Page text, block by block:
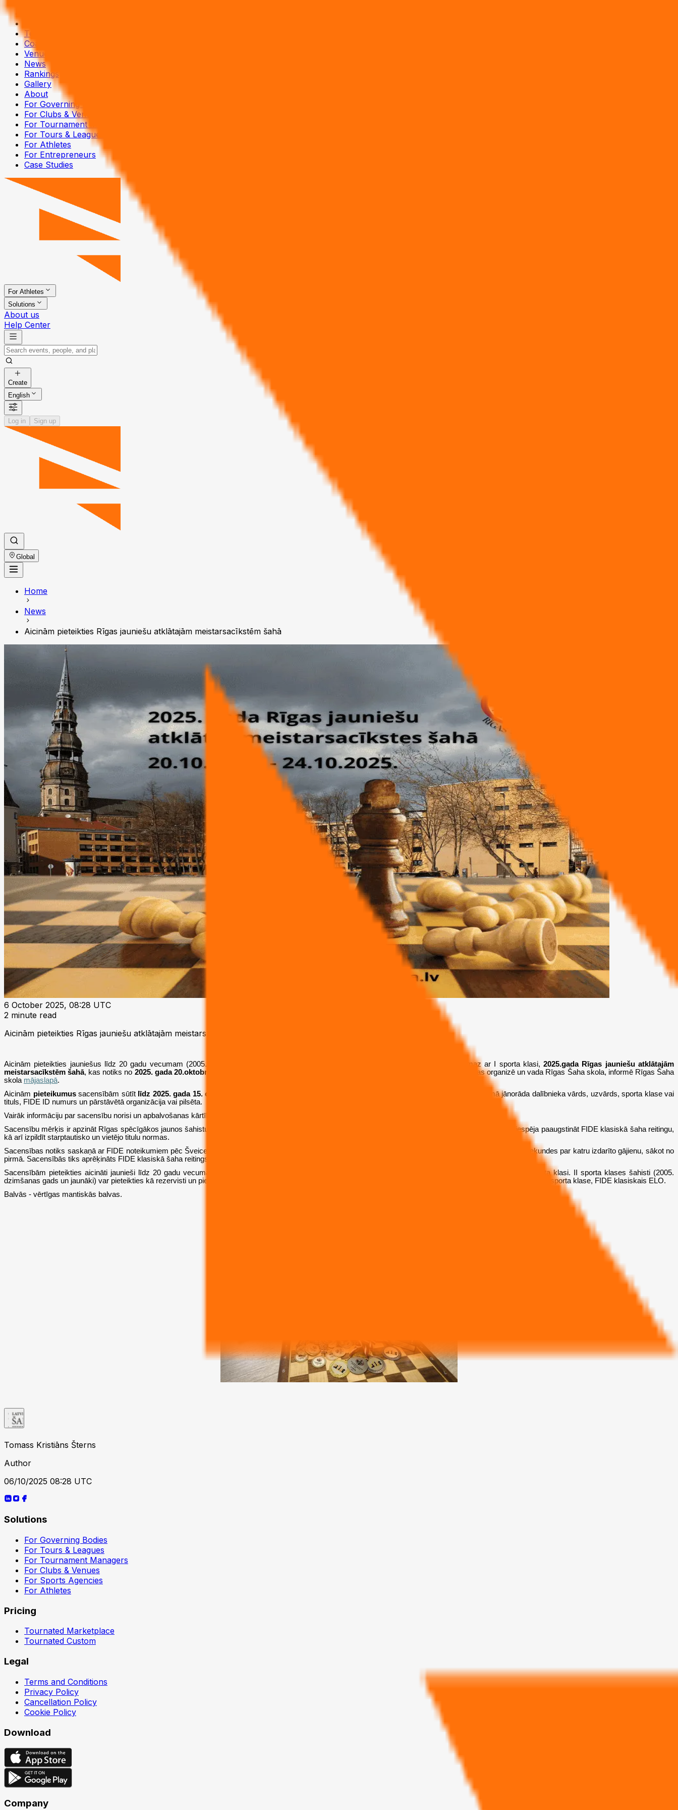
Tours
Coaches
Venues
News
Rankings
Gallery
About
For Governing Bodies
For Clubs & Venues
For Tournament Managers
For Tours & Leagues
For Athletes
For Entrepreneurs
Case Studies
For Athletes
Solutions
About us
Help Center
Create
English
Log in Sign up
Global
Home
News
Aicinām pieteikties Rīgas jauniešu atklātajām meistarsacīkstēm šahā
6 October 2025, 08:28 UTC
2 minute read
Aicinām pieteikties Rīgas jauniešu atklātajām meistarsacīkstēm šahā
Aicinām pieteikties jauniešus līdz 20 gadu vecumam (2005. dzimšanas gads un jaunāki), kuri ir vadošie Latvijas vai ārvalstu šahisti vismaz ar I sporta klasi,2025.gada Rīgas jauniešu atklātajām
meistarsacīkstēm šahā, kas notiks no 2025. gada 20.oktobra
Rīgas Valsts 3.ģimnāzijas telpās, Grēcinieku ielā 10. Sacensības organizē un vada Rīgas Šaha skola, informē Rīgas Šaha
skola mājaslapā.
Aicinām pieteikumussacensībām sūtīt līdz 2025. gada 15. oktobrim
. Pieteikumi jāiesniedz, rakstot uz e-pastu: alex.pakula@gmail.com. Pieteikumā jānorāda dalībnieka vārds, uzvārds, sporta klase vai
tituls, FIDE ID numurs un pārstāvētā organizācija vai pilsēta.
Vairāk informāciju par sacensību norisi un apbalvošanas kārtību skatīt
Sacensību mērķis ir apzināt Rīgas spēcīgākos jaunos šahistus un popularizēt šahu Rīgā, kā arī paaugstināt Latvijas jauno šahistu meistarību. Tā ir lieliska iespēja paaugstināt FIDE klasiskā šaha reitingu,
kā arī izpildīt starptautisko un vietējo titulu normas.
Sacensības notiks saskaņā ar FIDE noteikumiem pēc Šveices sistēmas 9 kārtās ar laika kontroli 60 minūtes katram dalībniekam līdz partijas beigām plus 30 sekundes par katru izdarīto gājienu, sākot no
pirmā. Sacensībās tiks aprēķināts FIDE klasiskā šaha reitings.
Sacensībām pieteikties aicināti jaunieši līdz 20 gadu vecumam (2005. dzimšanas gads un jaunāki), kuri ir vadošie Latvijas vai ārvalstu šahisti vismaz ar I sporta klasi. II sporta klases šahisti (2005.
dzimšanas gads un jaunāki) var pieteikties kā rezervisti un piedalīties sacensībās, ja būs brīvas vietas. Dalībnieku atlase turnīram tiek noteikta sekojošā secībā - tituli, sporta klase, FIDE klasiskais ELO.
Balvās - vērtīgas mantiskās balvas.
Tomass Kristiāns Šterns
Author
06/10/2025 08:28 UTC
Solutions
For Governing Bodies
For Tours & Leagues
For Tournament Managers
For Clubs & Venues
For Sports Agencies
For Athletes
Pricing
Tournated Marketplace
Tournated Custom
Legal
Terms and Conditions
Privacy Policy
Cancellation Policy
Cookie Policy
Download
Company